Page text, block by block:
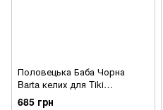
Половецька Баба Чорна
Barta келих для Tiki
коктейлів
685 грн